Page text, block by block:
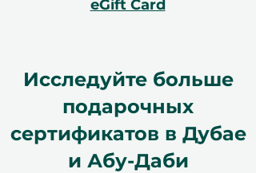
eGift Card
Исследуйте больше
подарочных
сертификатов в Дубае
и Абу-Даби